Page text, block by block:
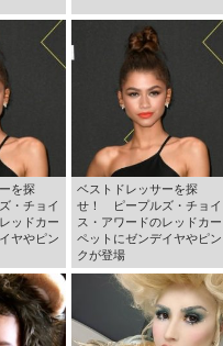
を探
・チョイ
ッドカー
ヤやピン
ベストドレッサーを探
せ！ ピープルズ・チョイ
ス・アワードのレッドカー
ペットにゼンデイヤやピン
クが登場